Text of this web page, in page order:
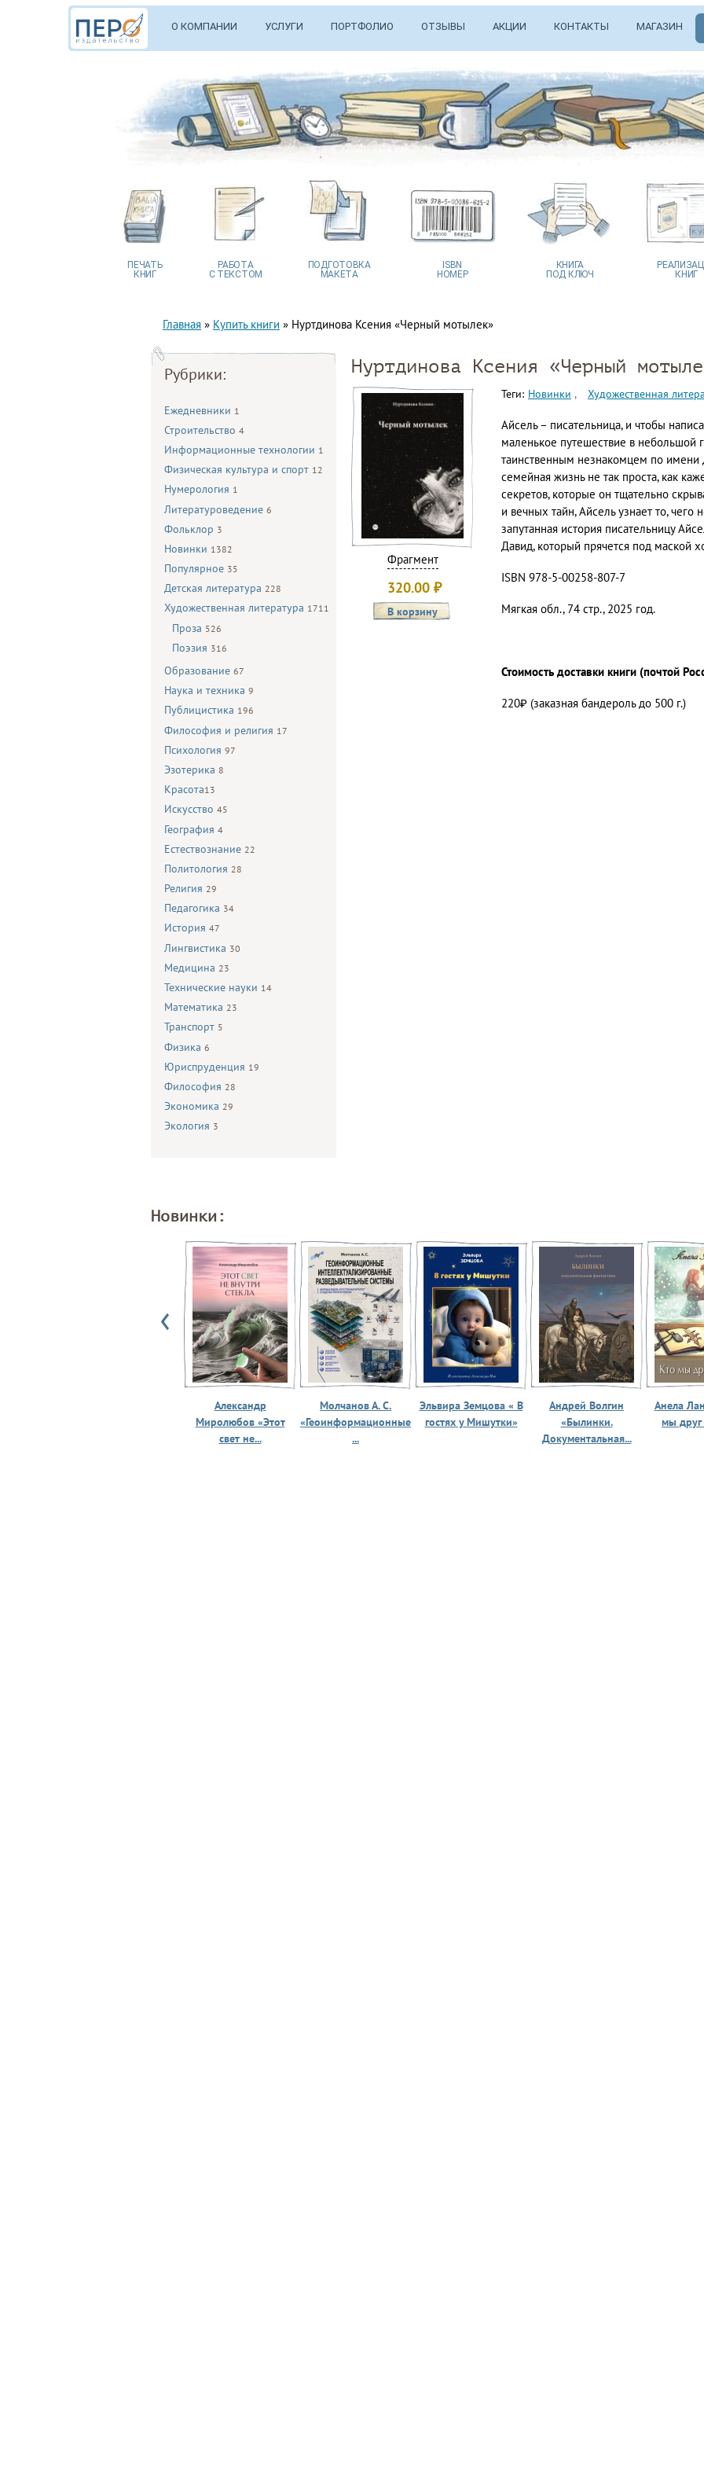
О КОМПАНИИ УСЛУГИ ПОРТФОЛИО ОТЗЫВЫ АКЦИИ КОНТАКТЫ МАГАЗИН
ПЕЧАТЬ
КНИГ
РАБОТА
С ТЕКСТОМ
ПОДГОТОВКА
МАКЕТА
ISBN
НОМЕР
КНИГА
ПОД КЛЮЧ
КНИГ
Главная » Купить книги » Нуртдинова Ксения «Черный мотылек»
Рубрики:
Ежедневники 1
Строительство 4
Информационные технологии 1
Физическая культура и спорт 12
Нумерология 1
Литературоведение 6
Фольклор 3
Новинки 1382
Популярное 35
Детская литература 228
Художественная литература 1711
Проза 526
Поэзия 316
Образование 67
Наука и техника 9
Публицистика 196
Философия и религия 17
Психология 97
Эзотерика 8
Красота13
Искусство 45
География 4
Естествознание 22
Политология 28
Религия 29
Педагогика 34
История 47
Лингвистика 30
Медицина 23
Технические науки 14
Математика 23
Транспорт 5
Физика 6
Юриспруденция 19
Философия 28
Экономика 29
Экология 3
Нуртдинова Ксения «Черный
Фрагмент
320.00 ₽
Теги: Новинки Художественная
Айсель – писательница, и чтобы
маленькое путешествие в небольшой
таинственным незнакомцем по
семейная жизнь не так проста, как
секретов, которые он тщательно
и вечных тайн, Айсель узнает то, чего
запутанная история писательницу
Давид, который прячется под маской
ISBN 978-5-00258-807-7
Мягкая обл., 74 стр., 2025 год.
Стоимость доставки книги (почтой
220₽ (заказная бандероль до 500 г.)
Новинки:
Александр
Миролюбов «Этот
свет не...
Молчанов А. С.
«Геоинформационные
...
Эльвира Земцова « В
гостях у Мишутки»
Андрей Волгин
«Былинки.
Документальная...
Анела
мы друг